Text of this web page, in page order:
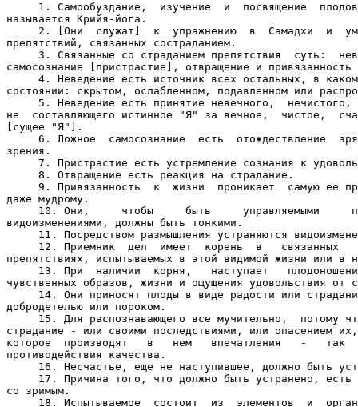
1. Самообуздание,  изучение  и  посвящение
называется Крийя-йога.
2. [Они  служат]  к  упражнению  в  Самадхи  и
препятствий, связанных состраданием.
3. Связанные со страданием препятствия  суть:
самосознание [пристрастие], отвращение и
4. Неведение есть источник всех остальных, в
состоянии: скрытом, ослабленном, подавленном или
5. Неведение есть принятие невечного,  нечистого,
не  составляющего истинное "Я" за вечное,  чистое,
[сущее "Я"].
6. Ложное  самосознание  есть  отождествление
зрения.
7. Пристрастие есть устремление сознания к
     8. Отвращение есть реакция на страдание.
9. Привязанность  к  жизни  проникает  самую ее
даже мудрому.
10. Они,     чтобы     быть     управляемыми
видоизменениями, должны быть тонкими.
11. Посредством размышления устраняются
12. Приемник  дел  имеет  корень  в   связанных
препятствиях, испытываемых в этой видимой жизни или в
13. При  наличии  корня,   наступает
чувственных образов, жизни и ощущения удовольствия от
14. Они приносят плоды в виде радости или
добродетелью или пороком.
15. Для распознавающего все мучительно,  потому
страдание - или своими последствиями, или опасением
которое  производят   в   нем   впечатления   -   так
противодействия качества.
16. Несчастье, еще не наступившее, должно быть
17. Причина того, что должно быть устранено, есть
со зримым.
18. Испытываемое  состоит  из  элементов  и